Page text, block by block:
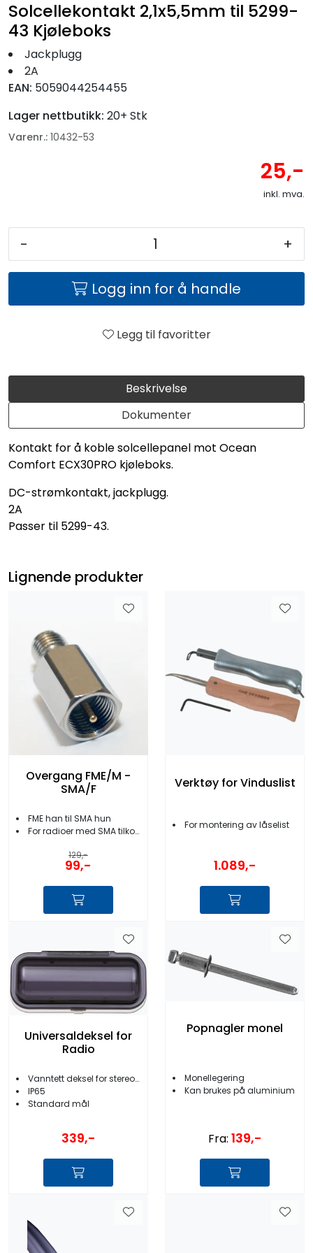
Beskrivelse
Dokumenter
Kontakt for å koble solcellepanel mot Ocean
Comfort ECX30PRO kjøleboks.
DC-strømkontakt, jackplugg.
2A
Passer til 5299-43.
Solcellekontakt 2,1x5,5mm til 5299-
43 Kjøleboks
Jackplugg
2A
EAN: 5059044254455
Lager nettbutikk: 20+ Stk
Varenr.: 10432-53
25,-
inkl. mva.
- +
Logg inn for å handle
Legg til favoritter
Lignende produkter
Overgang FME/M -
SMA/F
FME han til SMA hun
For radioer med SMA tilkobling
129,-
99,-
Verktøy for Vinduslist
For montering av låselist
1.089,-
Universaldeksel for
Radio
Vanntett deksel for stereo/radio
IP65
Standard mål
339,-
Popnagler monel
Monellegering
Kan brukes på aluminium
Fra: 139,-
Fritid/Sikkerhet
Båtpleie/Opplag
Seil